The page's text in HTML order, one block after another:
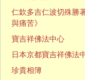
仁欽多吉仁波切殊勝
與痛苦》
寶吉祥佛法中心
日本京都寶吉祥佛法
珍貴相簿